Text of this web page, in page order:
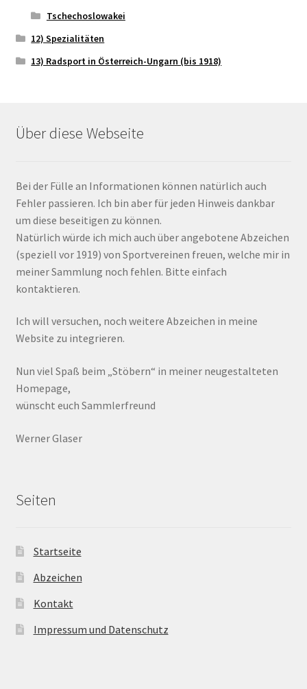
Tschechoslowakei
12) Spezialitäten
13) Radsport in Österreich-Ungarn (bis 1918)
Über diese Webseite
Bei der Fülle an Informationen können natürlich auch
Fehler passieren. Ich bin aber für jeden Hinweis dankbar
um diese beseitigen zu können.
Natürlich würde ich mich auch über angebotene Abzeichen
(speziell vor 1919) von Sportvereinen freuen, welche mir in
meiner Sammlung noch fehlen. Bitte einfach
kontaktieren.
Ich will versuchen, noch weitere Abzeichen in meine
Website zu integrieren.
Nun viel Spaß beim „Stöbern“ in meiner neugestalteten
Homepage,
wünscht euch Sammlerfreund
Werner Glaser
Seiten
Startseite
Abzeichen
Kontakt
Impressum und Datenschutz